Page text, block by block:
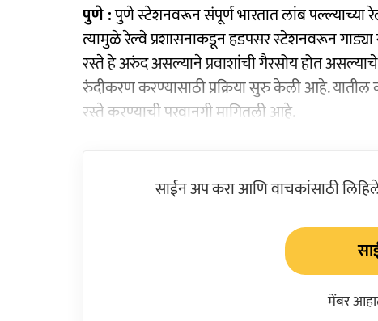
पुणे :पुणे स्टेशनवरून संपूर्ण भारतात लांब पल्ल्याच्या
त्यामुळे रेल्वे प्रशासनाकडून हडपसर स्टेशनवरून
रस्ते हे अरुंद असल्याने प्रवाशांची गैरसोय होत
रुंदीकरण करण्यासाठी प्रक्रिया सुरु केली आहे.
रस्ते करण्याची परवानगी मागितली आहे.
साईन अप करा आणि वाचकांसाठी
मेंबर